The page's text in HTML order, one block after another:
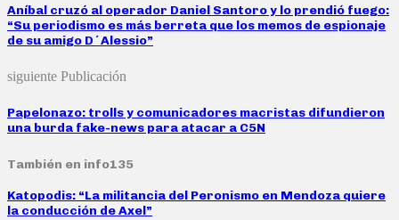
Aníbal cruzó al operador Daniel Santoro y lo prendió fuego:
“Su periodismo es más berreta que los memos de espionaje
de su amigo D´Alessio”
siguiente Publicación
Papelonazo: trolls y comunicadores macristas difundieron
una burda fake-news para atacar a C5N
También en info135
Katopodis: “La militancia del Peronismo en Mendoza quiere
la conducción de Axel”